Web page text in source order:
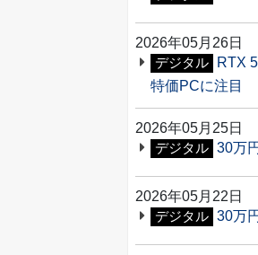
2026年05月26日
デジタル
RTX
特価PCに注目
2026年05月25日
デジタル 30万
2026年05月22日
デジタル 30万